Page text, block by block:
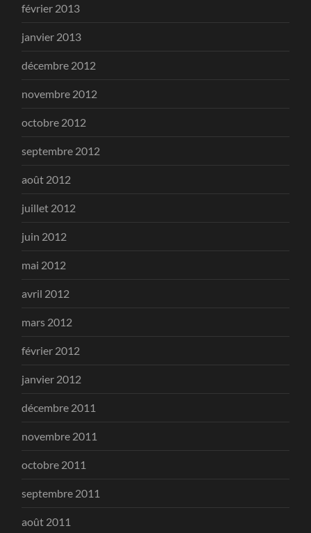
février 2013
janvier 2013
décembre 2012
novembre 2012
octobre 2012
septembre 2012
août 2012
juillet 2012
juin 2012
mai 2012
avril 2012
mars 2012
février 2012
janvier 2012
décembre 2011
novembre 2011
octobre 2011
septembre 2011
août 2011